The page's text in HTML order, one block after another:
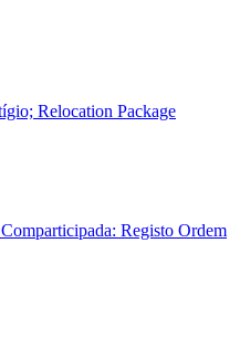
Relocation Package
Registo Ordem